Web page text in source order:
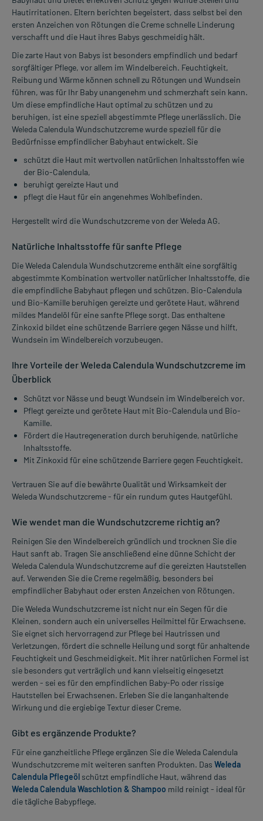
Hautirritationen. Eltern berichten begeistert, dass selbst bei den
ersten Anzeichen von Rötungen die Creme schnelle Linderung
verschafft und die Haut ihres Babys geschmeidig hält.
Die zarte Haut von Babys ist besonders empfindlich und bedarf
sorgfältiger Pflege, vor allem im Windelbereich. Feuchtigkeit,
Reibung und Wärme können schnell zu Rötungen und Wundsein
führen, was für Ihr Baby unangenehm und schmerzhaft sein kann.
Um diese empfindliche Haut optimal zu schützen und zu
beruhigen, ist eine speziell abgestimmte Pflege unerlässlich. Die
Weleda Calendula Wundschutzcreme wurde speziell für die
Bedürfnisse empfindlicher Babyhaut entwickelt. Sie
schützt die Haut mit wertvollen natürlichen Inhaltsstoffen wie
der Bio-Calendula,
beruhigt gereizte Haut und
pflegt die Haut für ein angenehmes Wohlbefinden.
Hergestellt wird die Wundschutzcreme von der Weleda AG.
Natürliche Inhaltsstoffe für sanfte Pflege
Die Weleda Calendula Wundschutzcreme enthält eine sorgfältig
abgestimmte Kombination wertvoller natürlicher Inhaltsstoffe, die
die empfindliche Babyhaut pflegen und schützen. Bio-Calendula
und Bio-Kamille beruhigen gereizte und gerötete Haut, während
mildes Mandelöl für eine sanfte Pflege sorgt. Das enthaltene
Zinkoxid bildet eine schützende Barriere gegen Nässe und hilft,
Wundsein im Windelbereich vorzubeugen.
Ihre Vorteile der Weleda Calendula Wundschutzcreme im
Überblick
Schützt vor Nässe und beugt Wundsein im Windelbereich vor.
Pflegt gereizte und gerötete Haut mit Bio-Calendula und Bio-
Kamille.
Fördert die Hautregeneration durch beruhigende, natürliche
Inhaltsstoffe.
Mit Zinkoxid für eine schützende Barriere gegen Feuchtigkeit.
Vertrauen Sie auf die bewährte Qualität und Wirksamkeit der
Weleda Wundschutzcreme - für ein rundum gutes Hautgefühl.
Wie wendet man die Wundschutzcreme richtig an?
Reinigen Sie den Windelbereich gründlich und trocknen Sie die
Haut sanft ab. Tragen Sie anschließend eine dünne Schicht der
Weleda Calendula Wundschutzcreme auf die gereizten Hautstellen
auf. Verwenden Sie die Creme regelmäßig, besonders bei
empfindlicher Babyhaut oder ersten Anzeichen von Rötungen.
Die Weleda Wundschutzcreme ist nicht nur ein Segen für die
Kleinen, sondern auch ein universelles Heilmittel für Erwachsene.
Sie eignet sich hervorragend zur Pflege bei Hautrissen und
Verletzungen, fördert die schnelle Heilung und sorgt für anhaltende
Feuchtigkeit und Geschmeidigkeit. Mit ihrer natürlichen Formel ist
sie besonders gut verträglich und kann vielseitig eingesetzt
werden - sei es für den empfindlichen Baby-Po oder rissige
Hautstellen bei Erwachsenen. Erleben Sie die langanhaltende
Wirkung und die ergiebige Textur dieser Creme.
Gibt es ergänzende Produkte?
Für eine ganzheitliche Pflege ergänzen Sie die Weleda Calendula
Wundschutzcreme mit weiteren sanften Produkten. Das Weleda
Calendula Pflegeöl schützt empfindliche Haut, während das
Weleda Calendula Waschlotion & Shampoo mild reinigt - ideal für
die tägliche Babypflege.